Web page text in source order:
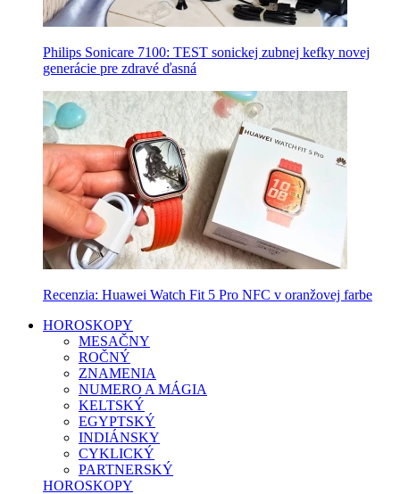
Philips Sonicare 7100: TEST sonickej zubnej kefky novej
generácie pre zdravé ďasná
Recenzia: Huawei Watch Fit 5 Pro NFC v oranžovej farbe
HOROSKOPY
MESAČNY
ROČNÝ
ZNAMENIA
NUMERO A MÁGIA
KELTSKÝ
EGYPTSKÝ
INDIÁNSKY
CYKLICKÝ
PARTNERSKÝ
HOROSKOPY